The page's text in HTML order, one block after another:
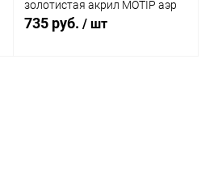
золотистая акрил MOTIP аэр
735 руб. / шт